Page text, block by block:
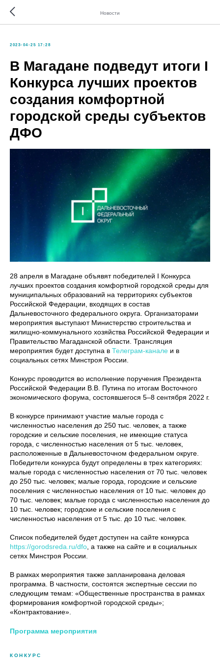
Новости
2023-04-25 17:28
В Магадане подведут итоги I
Конкурса лучших проектов
создания комфортной
городской среды субъектов
ДФО
28 апреля в Магадане объявят победителей I Конкурса
лучших проектов создания комфортной городской среды для
муниципальных образований на территориях субъектов
Российской Федерации, входящих в состав
Дальневосточного федерального округа. Организаторами
мероприятия выступают Министерство строительства и
жилищно-коммунального хозяйства Российской Федерации и
Правительство Магаданской области. Трансляция
мероприятия будет доступна в Телеграм-канале и в
социальных сетях Минстроя России.
Конкурс проводится во исполнение поручения Президента
Российской Федерации В.В. Путина по итогам Восточного
экономического форума, состоявшегося 5–8 сентября 2022 г.
В конкурсе принимают участие малые города с
численностью населения до 250 тыс. человек, а также
городские и сельские поселения, не имеющие статуса
города, с численностью населения от 5 тыс. человек,
расположенные в Дальневосточном федеральном округе.
Победители конкурса будут определены в трех категориях:
малые города с численностью населения от 70 тыс. человек
до 250 тыс. человек; малые города, городские и сельские
поселения с численностью населения от 10 тыс. человек до
70 тыс. человек; малые города с численностью населения до
10 тыс. человек; городские и сельские поселения с
численностью населения от 5 тыс. до 10 тыс. человек.
Список победителей будет доступен на сайте конкурса
https://gorodsreda.ru/dfo , а также на сайте и в социальных
сетях Минстроя России.
В рамках мероприятия также запланирована деловая
программа. В частности, состоятся экспертные сессии по
следующим темам: «Общественные пространства в рамках
формирования комфортной городской среды»;
«Контрактование».
Программа мероприятия
КОНКУРС